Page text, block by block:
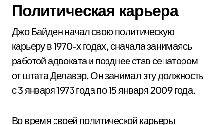
Политическая карьера
Джо Байден начал свою политическую
карьеру в 1970-х годах, сначала занимаясь
работой адвоката и позднее став сенатором
от штата Делавэр. Он занимал эту должность
с 3 января 1973 года по 15 января 2009 года.
Во время своей политической карьеры